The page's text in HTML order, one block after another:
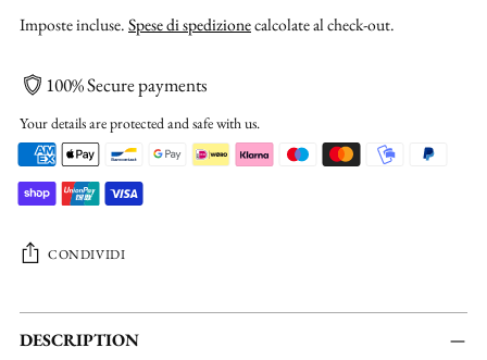
Imposte incluse.Spese di spedizionecalcolate al check-out.
100% Secure payments
Your details are protected and safe with us.
CONDIVIDI
Aggiungere
un
DESCRIPTION